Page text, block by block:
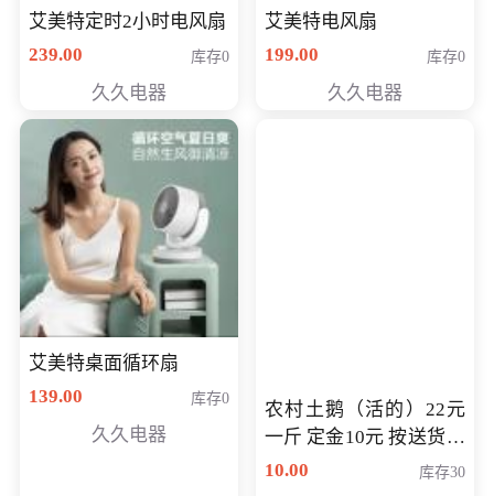
艾美特定时2小时电风扇
239.00
库存0
久久电器
艾美特电风扇
199.00
库存0
久久电器
艾美特桌面循环扇
139.00
库存0
久久电器
农村土鹅（活的）22元
一斤 定金10元 按送货交
付时秤重计算货款 定金
10.00 库存30